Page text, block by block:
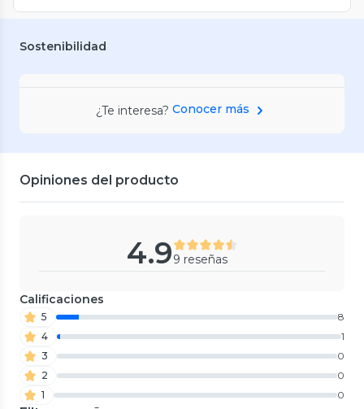
Sostenibilidad
¿Te interesa? Conocer más
Opiniones del producto
4.99 reseñas
Calificaciones
5
8
4
1
3
0
2
0
1
0